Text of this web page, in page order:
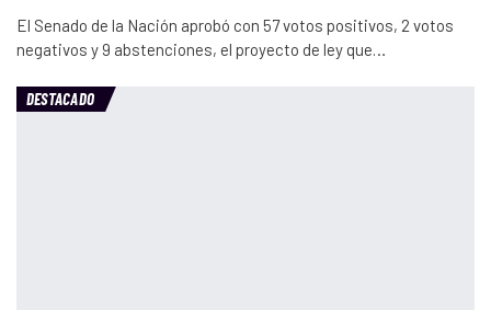
El Senado de la Nación aprobó con 57 votos positivos, 2 votos
negativos y 9 abstenciones, el proyecto de ley que…
DESTACADO